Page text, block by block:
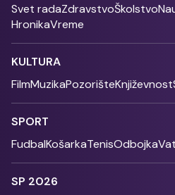
Svet radaZdravstvoŠkolstvo
HronikaVreme
KULTURA
FilmMuzikaPozorišteKnjiževnost
SPORT
FudbalKošarkaTenisOdbojka
SP 2026